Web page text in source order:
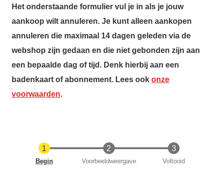
Het onderstaande formulier vul je in als je jouw
aankoop wilt annuleren. Je kunt alleen aankopen
annuleren die maximaal 14 dagen geleden via de
webshop zijn gedaan en die niet gebonden zijn aan
een bepaalde dag of tijd. Denk hierbij aan een
badenkaart of abonnement. Lees ook onze
voorwaarden.
Huidige
Begin Voorbeeldweergave Voltooid